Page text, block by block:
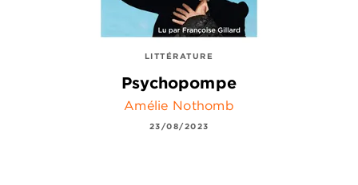
LITTÉRATURE
Psychopompe
Amélie Nothomb
23/08/2023